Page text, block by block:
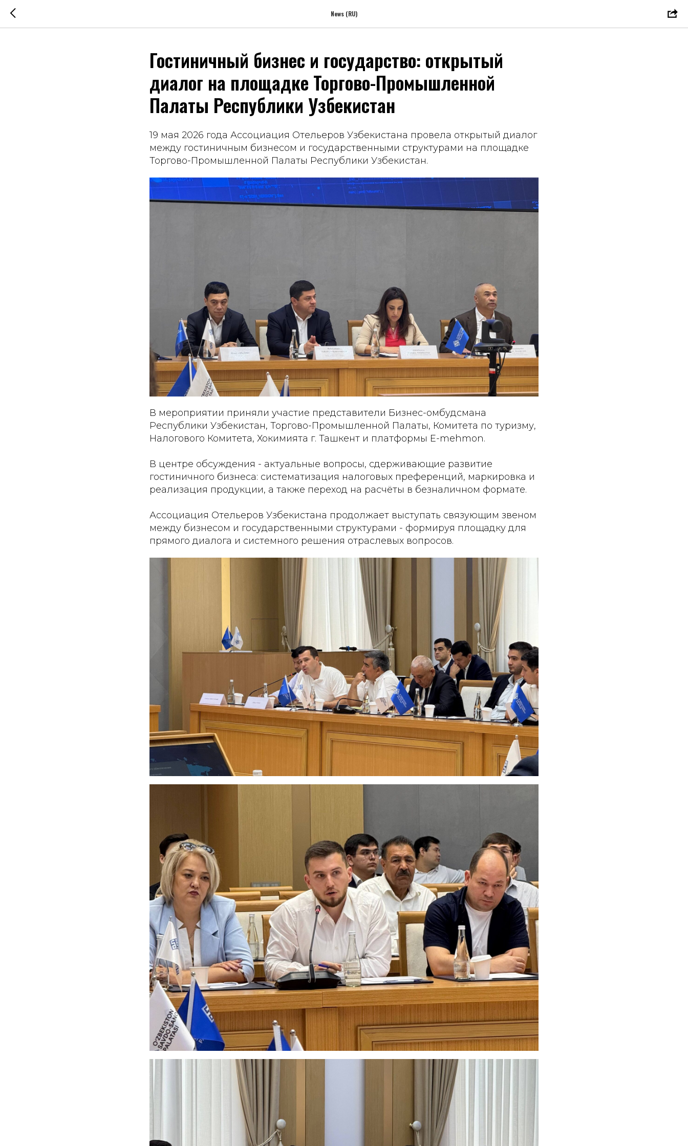
News (RU)
Гостиничный бизнес и государство: открытый
диалог на площадке Торгово-Промышленной
Палаты Республики Узбекистан
19 мая 2026 года Ассоциация Отельеров Узбекистана провела открытый диалог
между гостиничным бизнесом и государственными структурами на площадке
Торгово-Промышленной Палаты Республики Узбекистан.
В мероприятии приняли участие представители Бизнес-омбудсмана
Республики Узбекистан, Торгово-Промышленной Палаты, Комитета по туризму,
Налогового Комитета, Хокимията г. Ташкент и платформы E-mehmon.
В центре обсуждения - актуальные вопросы, сдерживающие развитие
гостиничного бизнеса: систематизация налоговых преференций, маркировка и
реализация продукции, а также переход на расчёты в безналичном формате.
Ассоциация Отельеров Узбекистана продолжает выступать связующим звеном
между бизнесом и государственными структурами - формируя площадку для
прямого диалога и системного решения отраслевых вопросов.